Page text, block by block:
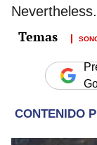
Nevertheless.